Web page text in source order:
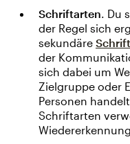
Schriftarten. Du
der Regel sich
sekundäre
der
sich dabei um
Zielgruppe oder
Personen
Schriftarten